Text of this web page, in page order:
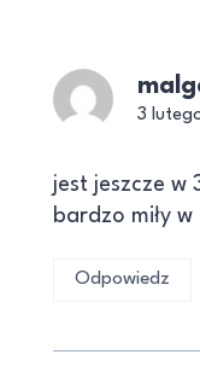
3
jest jeszcze w
bardzo miły
Odpowiedz